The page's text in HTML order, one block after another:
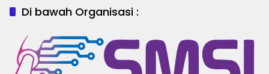
Di bawah Organisasi :